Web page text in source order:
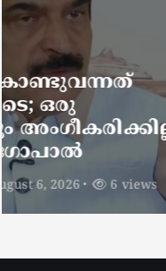
ജനകീയ
നഴ്സിന്
അണലിയുടെ
ഡ്യൂട്ടിക്കിടെ
Bysakhionline